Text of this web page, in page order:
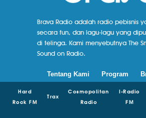
Brava Radio adalah radio pebisnis
secara fun, dan lagu-lagu yang
di telinga. Kami menyebutnya The
Sound on Radio.
Tentang Kami Program
Hard
Rock FM
Trax
Cosmopolitan
Radio
I-Radio
FM